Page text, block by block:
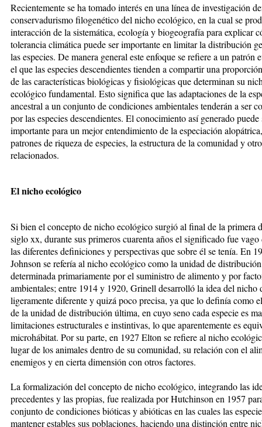
Recientemente se ha tomado interés en una línea de investigación
conservadurismo filogenético del nicho ecológico, en la cual se
interacción de la sistemática, ecología y biogeografía para explicar
tolerancia climática puede ser importante en limitar la distribución
las especies. De manera general este enfoque se refiere a un patrón
el que las especies descendientes tienden a compartir una
de las características biológicas y fisiológicas que determinan su
ecológico fundamental. Esto significa que las adaptaciones de la
ancestral a un conjunto de condiciones ambientales tenderán a ser
por las especies descendientes. El conocimiento así generado puede
importante para un mejor entendimiento de la especiación
patrones de riqueza de especies, la estructura de la comunidad y
relacionados.
El nicho ecológico
Si bien el concepto de nicho ecológico surgió al final de la primera
siglo xx, durante sus primeros cuarenta años el significado fue vago
las diferentes definiciones y perspectivas que sobre él se tenía. En
Johnson se refería al nicho ecológico como la unidad de distribución
determinada primariamente por el suministro de alimento y por
ambientales; entre 1914 y 1920, Grinell desarrolló la idea del nicho
ligeramente diferente y quizá poco precisa, ya que lo definía como
de la unidad de distribución última, en cuyo seno cada especie es
limitaciones estructurales e instintivas, lo que aparentemente es
microhábitat. Por su parte, en 1927 Elton se refiere al nicho
lugar de los animales dentro de su comunidad, su relación con el
enemigos y en cierta dimensión con otros factores.
La formalización del concepto de nicho ecológico, integrando las
precedentes y las propias, fue realizada por Hutchinson en 1957
conjunto de condiciones bióticas y abióticas en las cuales las
mantener estables sus poblaciones, haciendo una distinción entre